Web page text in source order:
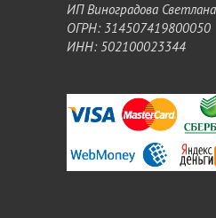
ИП Виноградова
ОГРН: 314507419800050
ИНН: 502100023344